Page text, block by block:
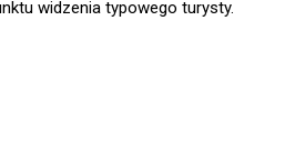
widzenia typowego turysty.